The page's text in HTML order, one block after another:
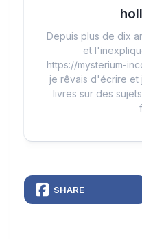
Depuis plus de dix
et
https://mysterium-
je rêvais d'écrire
livres sur des
SHARE